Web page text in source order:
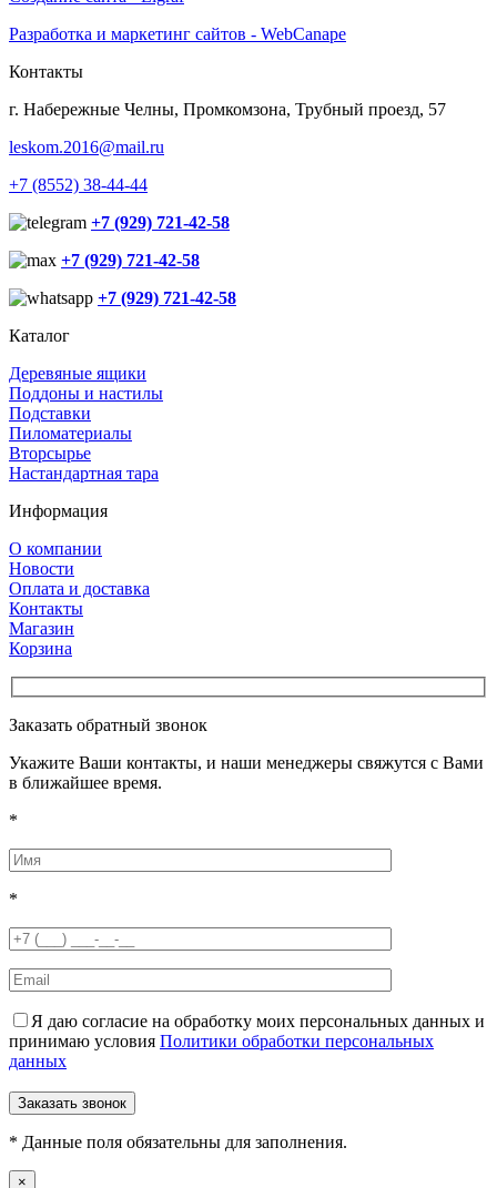
Разработка и маркетинг сайтов - WebCanape
Контакты
г. Набережные Челны, Промкомзона, Трубный проезд, 57
leskom.2016@mail.ru
+7 (8552) 38-44-44
+7 (929) 721-42-58
+7 (929) 721-42-58
+7 (929) 721-42-58
Каталог
Деревяные ящики
Поддоны и настилы
Подставки
Пиломатериалы
Вторсырье
Настандартная тара
Информация
О компании
Новости
Оплата и доставка
Контакты
Магазин
Корзина
Заказать обратный звонок
Укажите Ваши контакты, и наши менеджеры свяжутся с Вами
в ближайшее время.
*
*
Я даю согласие на обработку моих персональных данных и
принимаю условия Политики обработки персональных
данных
* Данные поля обязательны для заполнения.
×